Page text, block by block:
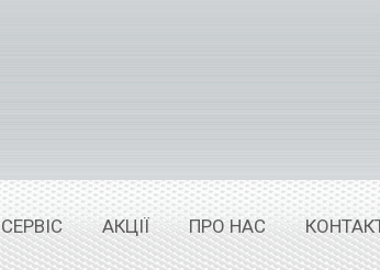
СЕРВІС АКЦІЇ ПРО НАС